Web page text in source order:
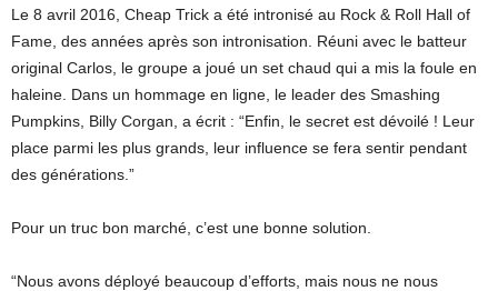
Le 8 avril 2016, Cheap Trick a été intronisé au Rock & Roll Hall of
Fame, des années après son intronisation. Réuni avec le batteur
original Carlos, le groupe a joué un set chaud qui a mis la foule en
haleine. Dans un hommage en ligne, le leader des Smashing
Pumpkins, Billy Corgan, a écrit : “Enfin, le secret est dévoilé ! Leur
place parmi les plus grands, leur influence se fera sentir pendant
des générations.”
Pour un truc bon marché, c’est une bonne solution.
“Nous avons déployé beaucoup d’efforts, mais nous ne nous